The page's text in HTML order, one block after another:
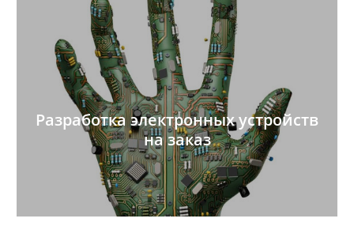
Разработка электронных устройств
на заказ